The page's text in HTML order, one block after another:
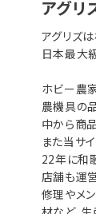
アグリ
アグリズ
日本最大
ホビー農
農機具の
中から商
また当サ
22年に和
店舗も運
修理やメ